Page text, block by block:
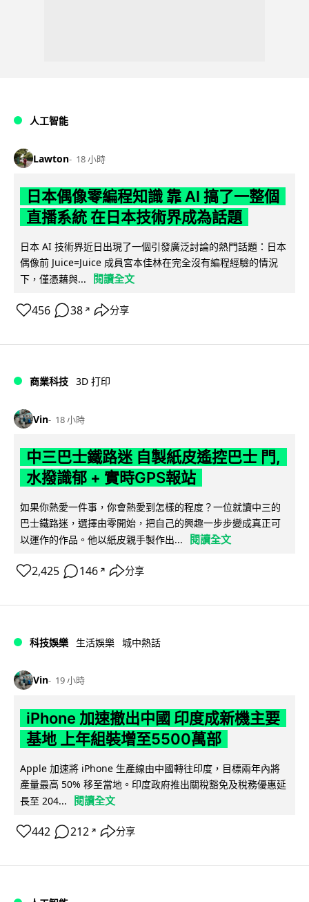
人工智能
Lawton 18 小時
日本偶像零編程知識 靠 AI 搞了一整個
直播系統 在日本技術界成為話題
日本 AI 技術界近日出現了一個引發廣泛討論的熱門話題：日本
偶像前 Juice=Juice 成員宮本佳林在完全沒有編程經驗的情況
下，僅憑藉與...
閱讀全文
456 38 ↗ 分享
商業科技 3D 打印
Vin 18 小時
中三巴士鐵路迷 自製紙皮遙控巴士 門,
水撥識郁 + 實時GPS報站
如果你熱愛一件事，你會熱愛到怎樣的程度？一位就讀中三的
巴士鐵路迷，選擇由零開始，把自己的興趣一步步變成真正可
以運作的作品。他以紙皮親手製作出...
閱讀全文
2,425 146 ↗ 分享
科技娛樂 生活娛樂 城中熱話
Vin 19 小時
iPhone 加速撤出中國 印度成新機主要
基地 上年組裝增至5500萬部
Apple 加速將 iPhone 生產線由中國轉往印度，目標兩年內將
產量最高 50% 移至當地。印度政府推出關稅豁免及稅務優惠延
長至 204...
閱讀全文
442 212 ↗ 分享